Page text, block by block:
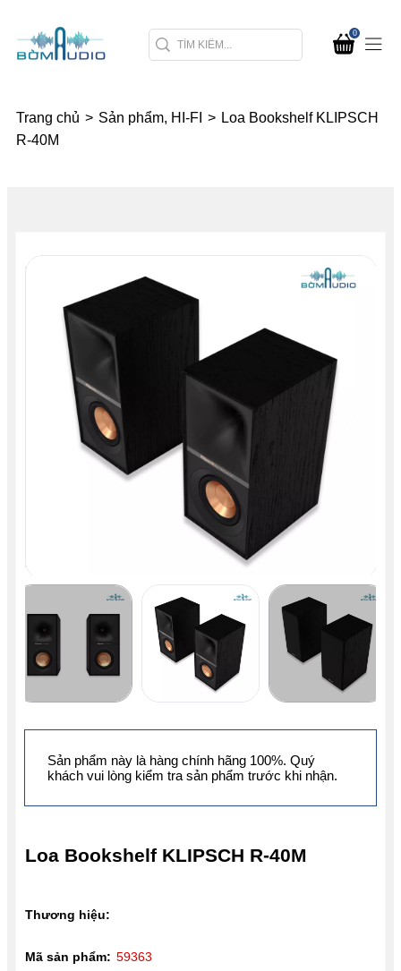
0
Trang chủ > Sản phẩm, HI-FI > Loa Bookshelf KLIPSCH
R-40M
Loa Bookshelf KLIPSCH R-40M
Thương hiệu:
Mã sản phẩm: 59363
Sản phẩm này là hàng chính hãng 100%. Quý
khách vui lòng kiểm tra sản phẩm trước khi nhận.